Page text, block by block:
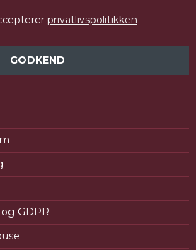
privatlivspolitikken
GODKEND
GDPR